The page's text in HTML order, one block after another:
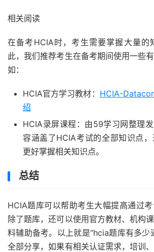
相关阅读
在备考HCIA时，考生需要掌握大量的
此，我们推荐考生在备考期间使用一些
如：
HCIA官方学习教材： HCIA-
绍
HCIA录屏课程：由59学习网整理
容涵盖了HCIA考试的全部知识点
更好掌握相关知识点。
总结
HCIA题库可以帮助考生大幅提高通过考
除了题库，还可以使用官方教材、机构
料辅助备考。以上就是“hcia题库有多少
全部分享，如果有相关认证需求，培训